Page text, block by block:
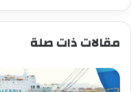
مقالات ذات صلة